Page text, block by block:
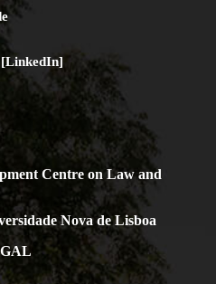
LinkedIn]
Centre on Law and
Nova de Lisboa